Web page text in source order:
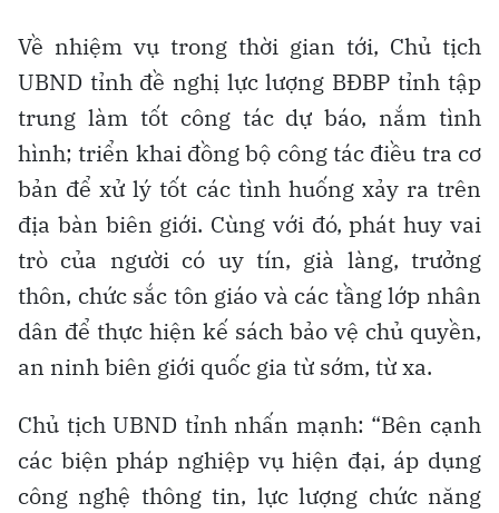
Về nhiệm vụ trong thời gian tới, Chủ tịch
UBND tỉnh đề nghị lực lượng BĐBP tỉnh tập
trung làm tốt công tác dự báo, nắm tình
hình; triển khai đồng bộ công tác điều tra cơ
bản để xử lý tốt các tình huống xảy ra trên
địa bàn biên giới. Cùng với đó, phát huy vai
trò của người có uy tín, già làng, trưởng
thôn, chức sắc tôn giáo và các tầng lớp nhân
dân để thực hiện kế sách bảo vệ chủ quyền,
an ninh biên giới quốc gia từ sớm, từ xa.
Chủ tịch UBND tỉnh nhấn mạnh: “Bên cạnh
các biện pháp nghiệp vụ hiện đại, áp dụng
công nghệ thông tin, lực lượng chức năng